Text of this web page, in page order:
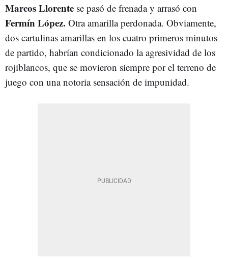
Marcos Llorente se pasó de frenada y arrasó con
Fermín López. Otra amarilla perdonada. Obviamente,
dos cartulinas amarillas en los cuatro primeros minutos
de partido, habrían condicionado la agresividad de los
rojiblancos, que se movieron siempre por el terreno de
juego con una notoria sensación de impunidad.